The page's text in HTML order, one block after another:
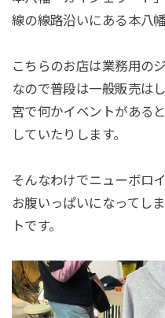
線の線路沿いにある本八
こちらのお店は業務用の
なので普段は一般販売は
宮で何かイベントがある
していたりします。
そんなわけでニューボロ
お腹いっぱいになってし
トです。